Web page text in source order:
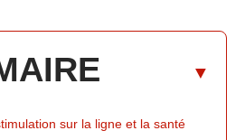
sur la ligne et la santé